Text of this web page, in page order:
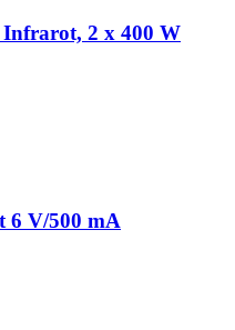
2 x 400 W
6 V/500 mA